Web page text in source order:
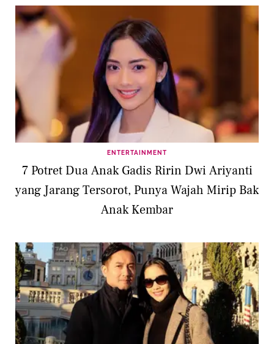
ENTERTAINMENT
7 Potret Dua Anak Gadis Ririn Dwi Ariyanti
yang Jarang Tersorot, Punya Wajah Mirip Bak
Anak Kembar